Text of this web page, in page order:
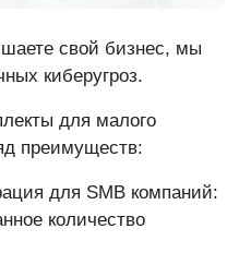
свой бизнес, мы
киберугроз.
для малого
преимуществ:
для SMB компаний:
количество